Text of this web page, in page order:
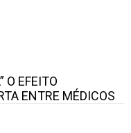
O EFEITO
ENTRE MÉDICOS